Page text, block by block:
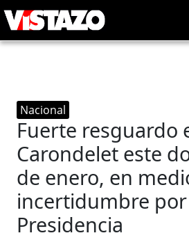
Nacional
Fuerte resguardo
Carondelet este
de enero, en
incertidumbre
Presidencia